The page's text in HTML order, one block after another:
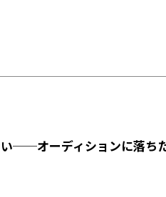
──オーディションに落ち